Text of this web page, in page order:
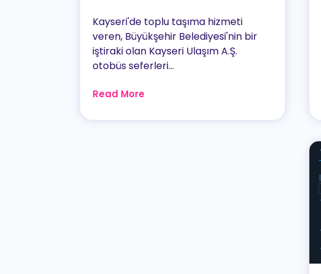
Kayseri'de toplu taşıma hizmeti
veren, Büyükşehir Belediyesi'nin bir
iştiraki olan Kayseri Ulaşım A.Ş.
otobüs seferleri...
Read More